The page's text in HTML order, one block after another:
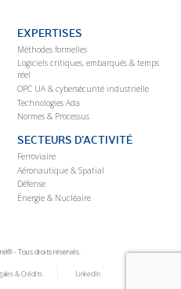
EXPERTISES
Méthodes formelles
Logiciels critiques, embarqués & temps
réel
OPC UA & cybersécurité industrielle
Technologies Ada
Normes & Processus
SECTEURS D’ACTIVITÉ
Ferroviaire
Aéronautique & Spatial
Défense
Énergie & Nucléaire
- Tous droits réservés.
& Crédits LinkedIn